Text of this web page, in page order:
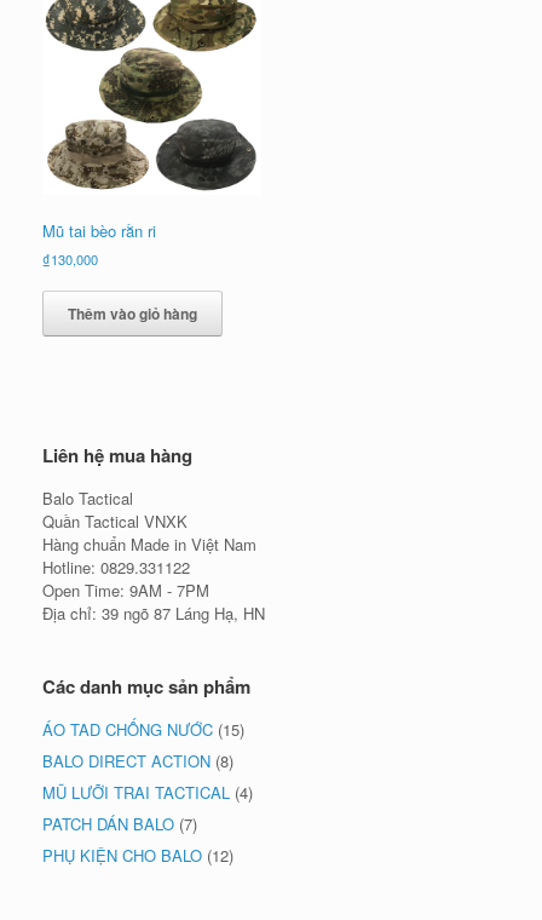
Mũ tai bèo rằn ri
₫130,000
Thêm vào giỏ hàng
Liên hệ mua hàng
Balo Tactical
Quần Tactical VNXK
Hàng chuẩn Made in Việt Nam
Hotline: 0829.331122
Open Time: 9AM - 7PM
Địa chỉ: 39 ngõ 87 Láng Hạ, HN
Các danh mục sản phẩm
ÁO TAD CHỐNG NƯỚC (15)
BALO DIRECT ACTION (8)
MŨ LƯỠI TRAI TACTICAL (4)
PATCH DÁN BALO (7)
PHỤ KIỆN CHO BALO (12)